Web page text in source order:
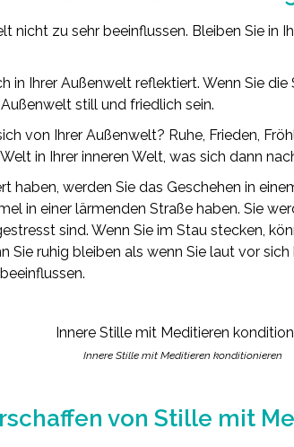
nicht zu sehr beeinflussen. Bleiben Sie in
in Ihrer Außenwelt reflektiert. Wenn Sie
still und friedlich sein.
von Ihrer Außenwelt? Ruhe, Frieden,
in Ihrer inneren Welt, was sich dann
haben, werden Sie das Geschehen in
in einer lärmenden Straße haben. Sie
sind. Wenn Sie im Stau stecken,
Sie ruhig bleiben als wenn Sie laut vor
Innere Stille mit Meditieren konditionieren
von Stille mit